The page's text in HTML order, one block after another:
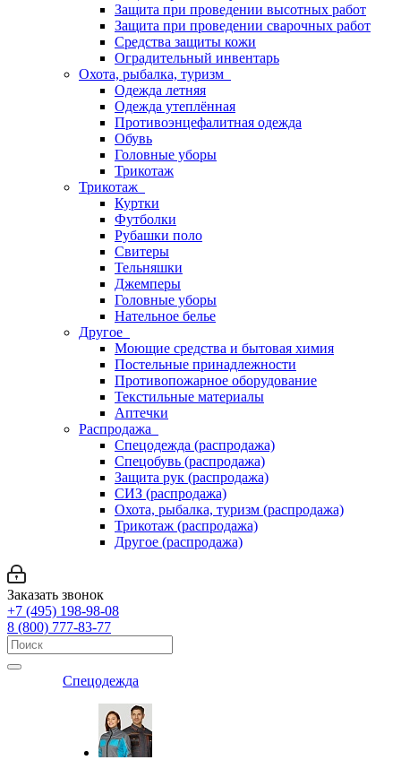
Защита при проведении высотных работ
Защита при проведении сварочных работ
Средства защиты кожи
Оградительный инвентарь
Охота, рыбалка, туризм
Одежда летняя
Одежда утеплённая
Противоэнцефалитная одежда
Обувь
Головные уборы
Трикотаж
Трикотаж
Куртки
Футболки
Рубашки поло
Свитеры
Тельняшки
Джемперы
Головные уборы
Нательное белье
Другое
Моющие средства и бытовая химия
Постельные принадлежности
Противопожарное оборудование
Текстильные материалы
Аптечки
Распродажа
Спецодежда (распродажа)
Спецобувь (распродажа)
Защита рук (распродажа)
СИЗ (распродажа)
Охота, рыбалка, туризм (распродажа)
Трикотаж (распродажа)
Другое (распродажа)
Заказать звонок
+7 (495) 198-98-08
8 (800) 777-83-77
Спецодежда